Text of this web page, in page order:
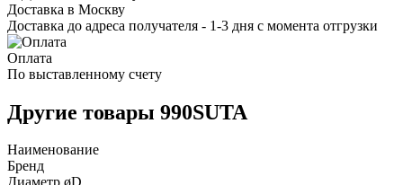
Доставка в Москву
Доставка до адреса получателя - 1-3 дня с момента отгрузки
Оплата
По выставленному счету
Другие товары 990SUTA
Наименование
Бренд